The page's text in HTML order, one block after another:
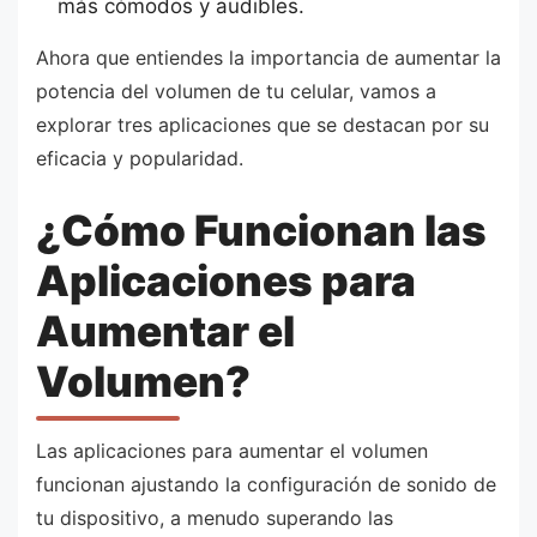
más cómodos y audibles.
Ahora que entiendes la importancia de aumentar la
potencia del volumen de tu celular, vamos a
explorar tres aplicaciones que se destacan por su
eficacia y popularidad.
¿Cómo Funcionan las
Aplicaciones para
Aumentar el
Volumen?
Las aplicaciones para aumentar el volumen
funcionan ajustando la configuración de sonido de
tu dispositivo, a menudo superando las